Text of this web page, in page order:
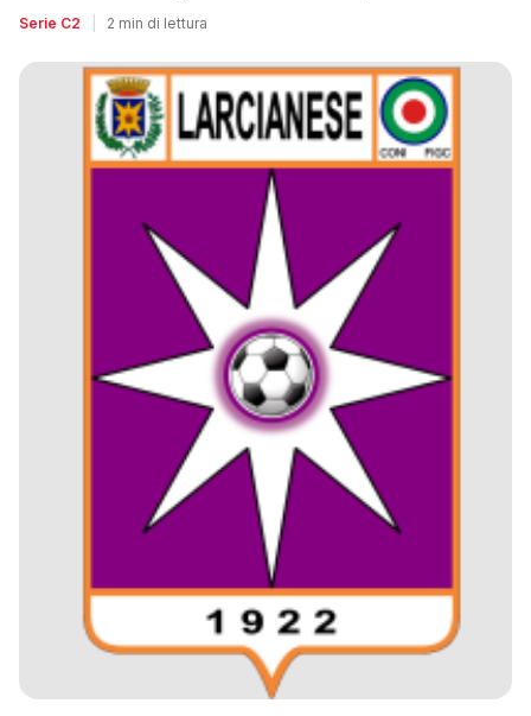
retrocessione
Serie C2 2 min di lettura